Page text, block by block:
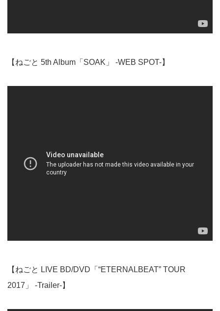
【ねごと 5th Album「SOAK」 -WEB SPOT-】
【ねごと LIVE BD/DVD「“ETERNALBEAT” TOUR
2017」 -Trailer-】